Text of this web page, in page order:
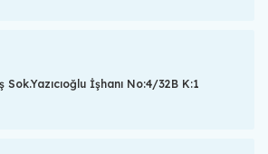
Sok.Yazıcıoğlu İşhanı No:4/32B K:1